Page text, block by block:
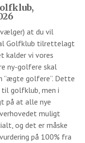
at du vil
Golfklub tilrettelagt
kalder vi vores
ny-golfere skal
”ægte golfere”. Dette
golfklub, men i
på at alle nye
muligt
og det er måske
på 100% fra